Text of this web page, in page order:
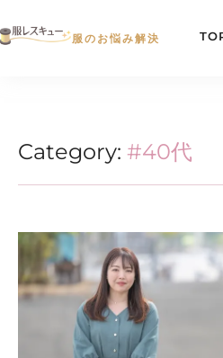
服のお悩み解決
Category: #40代